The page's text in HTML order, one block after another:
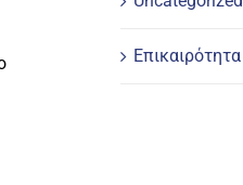
Επικαιρότητα